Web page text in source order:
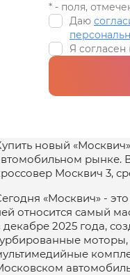
* - поля,
Даю
Я согласен
новый
рынке.
Москвич 3,
«Москвич» -
относится самый
декабре 2025 года,